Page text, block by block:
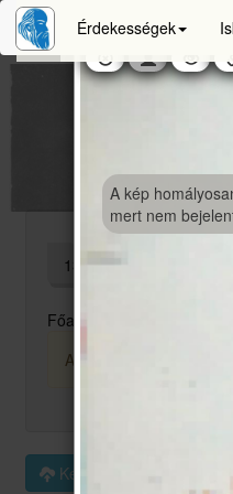
Érdekességek
13
Főalbum
A képek kicsitt
Kép feltöltése
A kép
mert nem